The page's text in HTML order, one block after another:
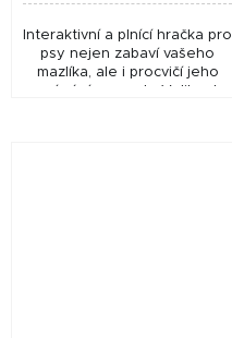
Interaktivní a plnící hračka pro
psy nejen zabaví vašeho
mazlíka, ale i procvičí jeho